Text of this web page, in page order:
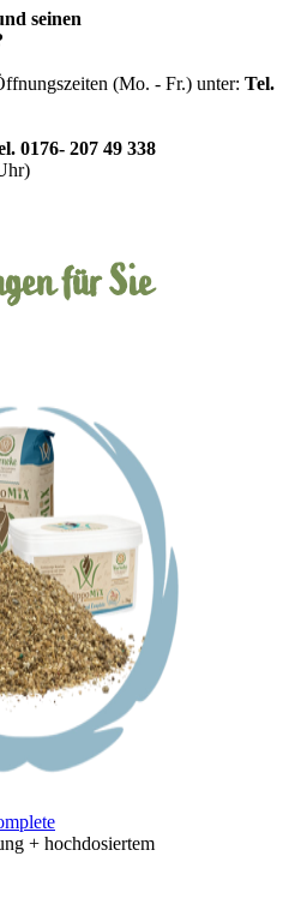
seinen
(Mo. - Fr.) unter: Tel.
0176- 207 49 338
für Sie
+ hochdosiertem